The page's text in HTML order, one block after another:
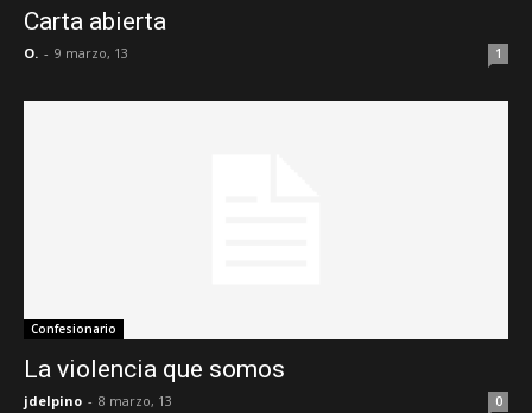
Carta abierta
O. - 9 marzo, 13 1
Confesionario
La violencia que somos
jdelpino - 8 marzo, 13 0